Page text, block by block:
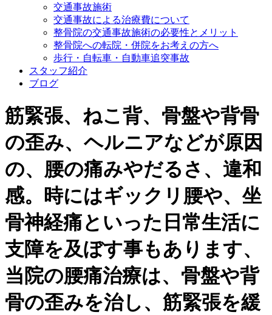
交通事故施術
交通事故による治療費について
整骨院の交通事故施術の必要性とメリット
整骨院への転院・併院をお考えの方へ
歩行・自転車・自動車追突事故
スタッフ紹介
ブログ
筋緊張、ねこ背、骨盤や背骨
の歪み、ヘルニアなどが原因
の、腰の痛みやだるさ、違和
感。時にはギックリ腰や、坐
骨神経痛といった日常生活に
支障を及ぼす事もあります、
当院の腰痛治療は、骨盤や背
骨の歪みを治し、筋緊張を緩